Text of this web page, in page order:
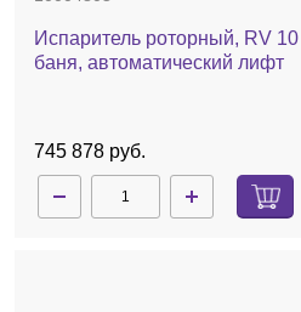
Испаритель роторный, RV
баня, автоматический лифт
745 878 руб.